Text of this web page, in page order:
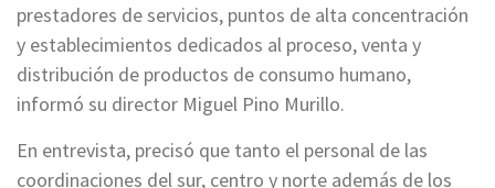
prestadores de servicios, puntos de alta concentración
y establecimientos dedicados al proceso, venta y
distribución de productos de consumo humano,
informó su director Miguel Pino Murillo.
En entrevista, precisó que tanto el personal de las
coordinaciones del sur, centro y norte además de los